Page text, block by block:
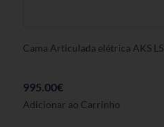
Cama Articulada elétrica AKS L5
995.00€
Adicionar ao Carrinho